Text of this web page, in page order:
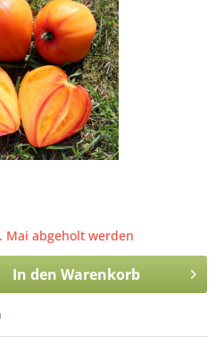
Mai abgeholt werden
In den Warenkorb